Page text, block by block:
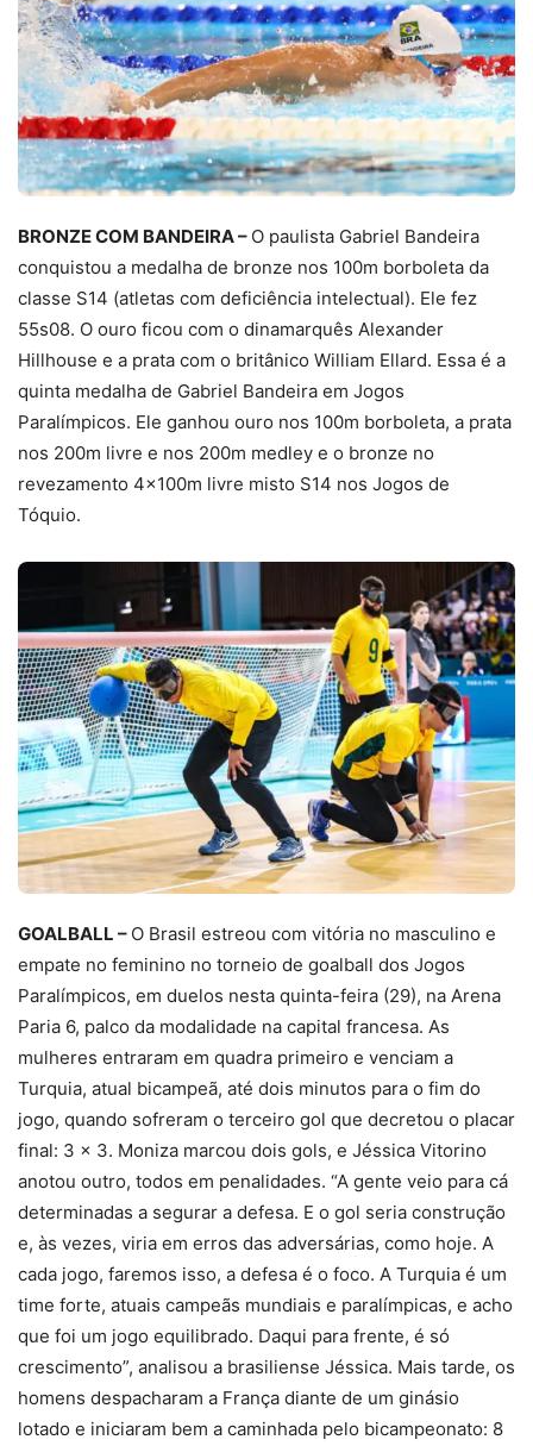
BRONZE COM BANDEIRA – O paulista Gabriel Bandeira
conquistou a medalha de bronze nos 100m borboleta da
classe S14 (atletas com deficiência intelectual). Ele fez
55s08. O ouro ficou com o dinamarquês Alexander
Hillhouse e a prata com o britânico William Ellard. Essa é a
quinta medalha de Gabriel Bandeira em Jogos
Paralímpicos. Ele ganhou ouro nos 100m borboleta, a prata
nos 200m livre e nos 200m medley e o bronze no
revezamento 4x100m livre misto S14 nos Jogos de
Tóquio.
GOALBALL – O Brasil estreou com vitória no masculino e
empate no feminino no torneio de goalball dos Jogos
Paralímpicos, em duelos nesta quinta-feira (29), na Arena
Paria 6, palco da modalidade na capital francesa. As
mulheres entraram em quadra primeiro e venciam a
Turquia, atual bicampeã, até dois minutos para o fim do
jogo, quando sofreram o terceiro gol que decretou o placar
final: 3 x 3. Moniza marcou dois gols, e Jéssica Vitorino
anotou outro, todos em penalidades. “A gente veio para cá
determinadas a segurar a defesa. E o gol seria construção
e, às vezes, viria em erros das adversárias, como hoje. A
cada jogo, faremos isso, a defesa é o foco. A Turquia é um
time forte, atuais campeãs mundiais e paralímpicas, e acho
que foi um jogo equilibrado. Daqui para frente, é só
crescimento”, analisou a brasiliense Jéssica. Mais tarde, os
homens despacharam a França diante de um ginásio
lotado e iniciaram bem a caminhada pelo bicampeonato: 8